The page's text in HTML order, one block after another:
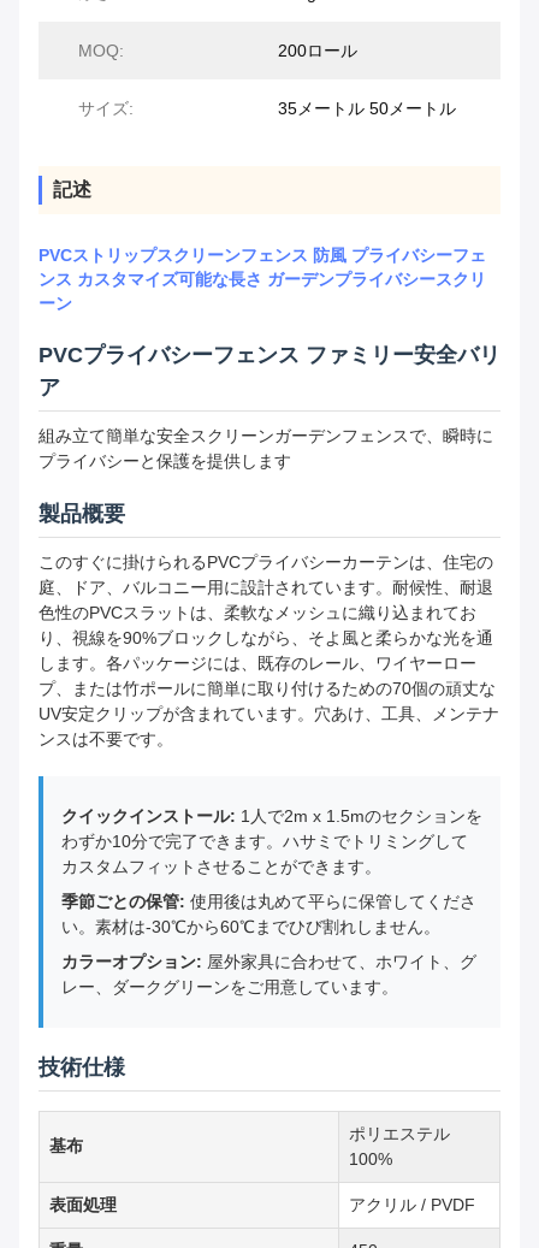
MOQ: 200ロール
サイズ: 35メートル 50メートル
記述
PVCストリップスクリーンフェンス 防風 プライバシーフェ
ンス カスタマイズ可能な長さ ガーデンプライバシースクリ
ーン
PVCプライバシーフェンス ファミリー安全バリ
ア
組み立て簡単な安全スクリーンガーデンフェンスで、瞬時に
プライバシーと保護を提供します
製品概要
このすぐに掛けられるPVCプライバシーカーテンは、住宅の
庭、ドア、バルコニー用に設計されています。耐候性、耐退
色性のPVCスラットは、柔軟なメッシュに織り込まれてお
り、視線を90%ブロックしながら、そよ風と柔らかな光を通
します。各パッケージには、既存のレール、ワイヤーロー
プ、または竹ポールに簡単に取り付けるための70個の頑丈な
UV安定クリップが含まれています。穴あけ、工具、メンテナ
ンスは不要です。
クイックインストール: 1人で2m x 1.5mのセクションを
わずか10分で完了できます。ハサミでトリミングして
カスタムフィットさせることができます。
季節ごとの保管: 使用後は丸めて平らに保管してくださ
い。素材は-30℃から60℃までひび割れしません。
カラーオプション: 屋外家具に合わせて、ホワイト、グ
レー、ダークグリーンをご用意しています。
技術仕様
基布
ポリエステル
100%
表面処理 アクリル / PVDF